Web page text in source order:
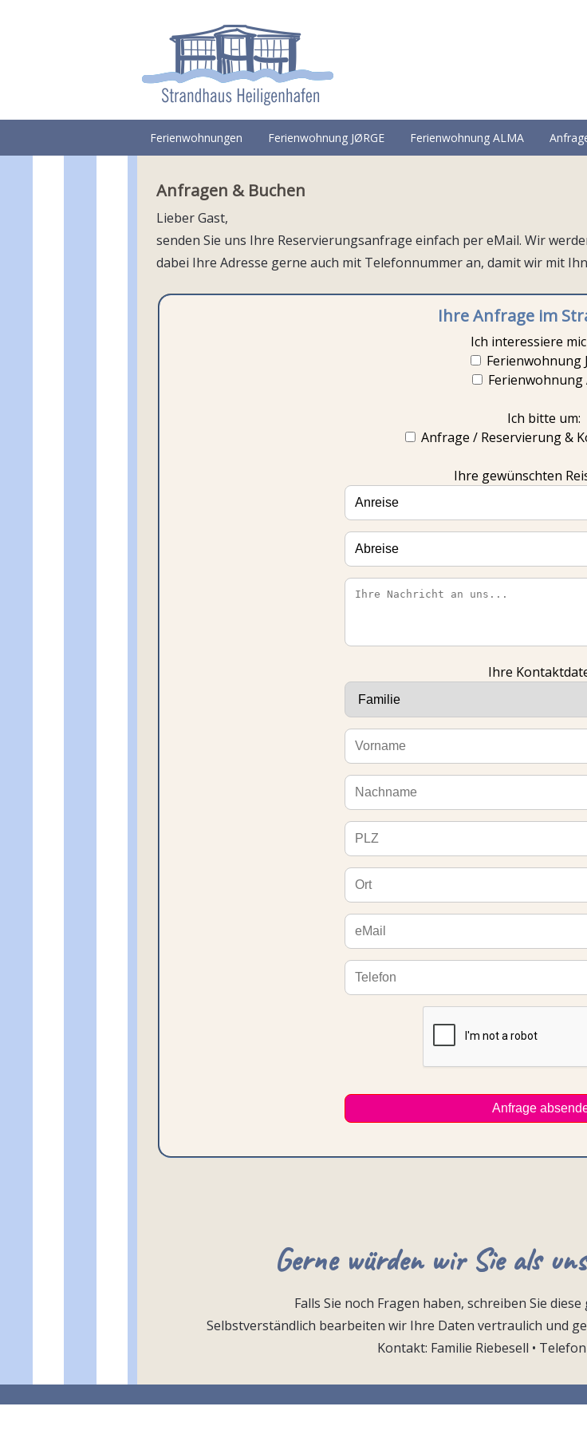
Ferienwohnungen Ferienwohnung JØRGE Ferienwohnung ALMA
Anfragen & Buchen
Lieber Gast,
senden Sie uns Ihre Reservierungsanfrage einfach per eMail. Wir
dabei Ihre Adresse gerne auch mit Telefonnummer an, damit wir mit
Ihre Anfrage im
Ich interessiere
Ferienwohnung
Ferienwohnung
Ich bitte um:
Anfrage / Reservierung &
Ihre gewünschten
Ihre
Gerne würden wir Sie als
Falls Sie noch Fragen haben, schreiben Sie
Selbstverständlich bearbeiten wir Ihre Daten vertraulich und
Kontakt: Familie Riebesell •